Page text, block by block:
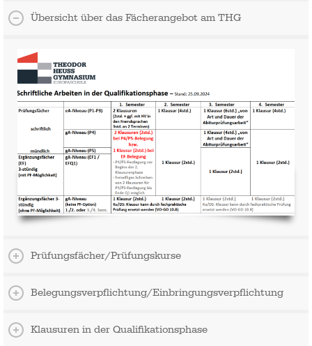
Übersicht über das Fächerangebot am THG
Prüfungsfächer/Prüfungskurse
Belegungsverpflichtung/Einbringungsverpflichtung
Klausuren in der Qualifikationsphase